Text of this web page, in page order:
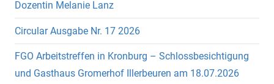
Dozentin Melanie Lanz
Circular Ausgabe Nr. 17 2026
FGO Arbeitstreffen in Kronburg – Schlossbesichtigung
und Gasthaus Gromerhof Illerbeuren am 18.07.2026